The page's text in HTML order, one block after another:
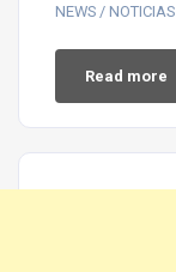
NEWS / NOTICIAS
Read more